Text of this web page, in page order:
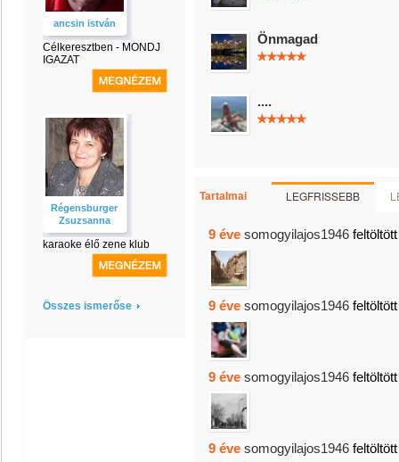
ancsin istván
Célkeresztben - MONDJ
IGAZAT
Régensburger
Zsuzsanna
karaoke élő zene klub
Összes ismerőse
Önmagad
....
Tartalmai LEGFRISSEBB
9 éve somogyilajos1946
9 éve somogyilajos1946
9 éve somogyilajos1946
9 éve somogyilajos1946